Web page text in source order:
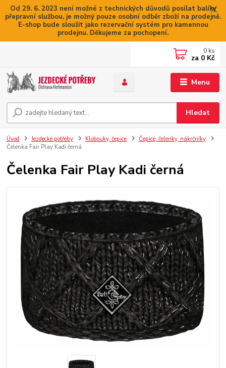
Od 29. 6. 2023 není možné z technických důvodů posílat balíky
přepravní službou, je možný pouze osobní odběr zboží na prodejně.
E-shop bude sloužit jako rezervační systém pro kamennou
prodejnu. Děkujeme za pochopení.
Menu
Hledat
0 ks
za 0 Kč
Úvod Jezdecké potřeby Klobouky, čepice
Čepice, čelenky, nákrčníky
Čelenka Fair Play Kadi černá
Čelenka Fair Play Kadi černá